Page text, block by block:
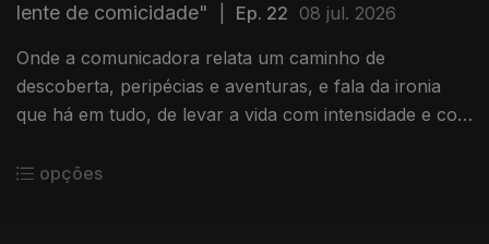
lente de comicidade"
Ep. 22 08 jul. 2026
Onde a comunicadora relata um caminho de
descoberta, peripécias e aventuras, e fala da ironia
que há em tudo, de levar a vida com intensidade e com
opções